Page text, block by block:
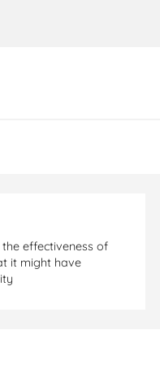
effectiveness of
it might have